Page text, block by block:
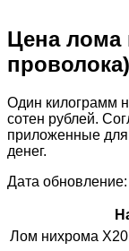
Цена лома
Один килограмм
сотен рублей.
приложенные для
денег.
Дата
Лом нихрома